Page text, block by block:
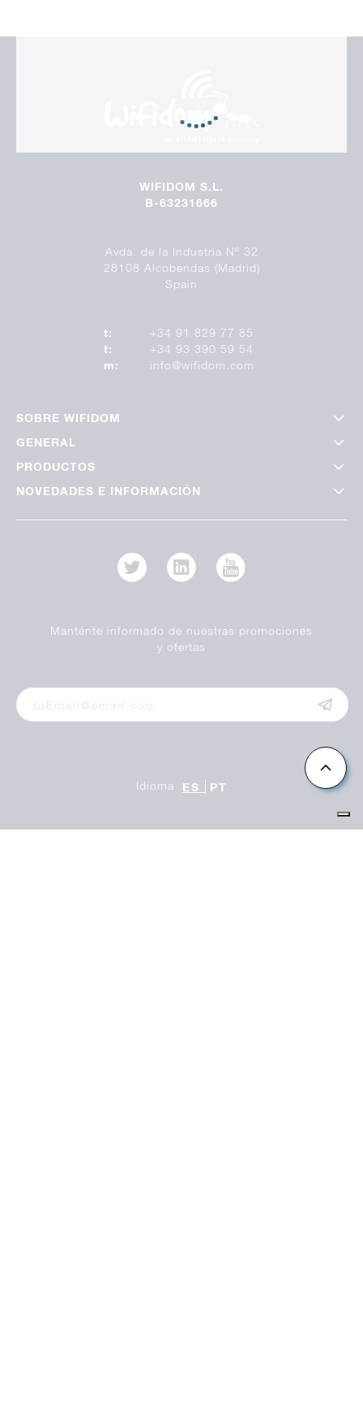
WIFIDOM S.L.
B-63231666
Avda. de la Industria Nº 32
28108 Alcobendas (Madrid)
Spain
t:
+34 91 829 77 85
t:
+34 93 390 59 54
m:
info@wifidom.com
SOBRE WIFIDOM
GENERAL
PRODUCTOS
NOVEDADES E INFORMACIÓN
Idioma ES PT
Manténte informado de nuestras promociones
y ofertas